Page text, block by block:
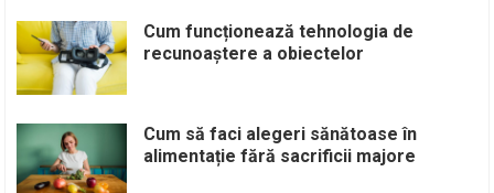
Cum funcționează tehnologia de
recunoaștere a obiectelor
Cum să faci alegeri sănătoase în
alimentație fără sacrificii majore